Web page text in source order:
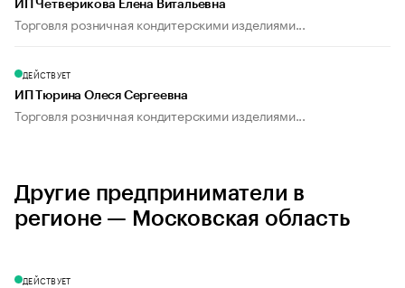
ИП Четверикова Елена Витальевна
Торговля розничная кондитерскими изделиями...
ДЕЙСТВУЕТ
ИП Тюрина Олеся Сергеевна
Торговля розничная кондитерскими изделиями...
Другие предприниматели в
регионе — Московская область
ДЕЙСТВУЕТ